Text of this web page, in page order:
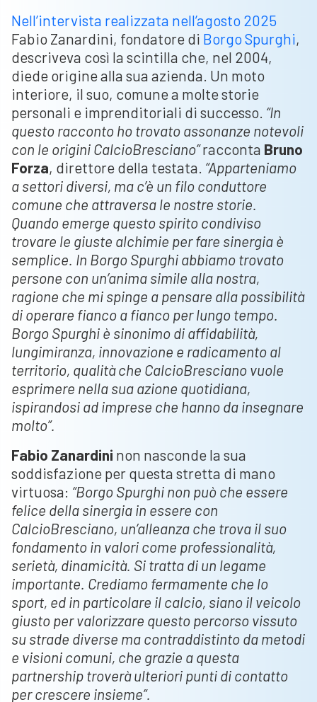
Nell’intervista realizzata nell’agosto 2025
Fabio Zanardini, fondatore di Borgo Spurghi,
descriveva così la scintilla che, nel 2004,
diede origine alla sua azienda. Un moto
interiore, il suo, comune a molte storie
personali e imprenditoriali di successo. “In
questo racconto ho trovato assonanze notevoli
con le origini CalcioBresciano”racconta Bruno
Forza, direttore della testata. “Apparteniamo
a settori diversi, ma c’è un filo conduttore
comune che attraversa le nostre storie.
Quando emerge questo spirito condiviso
trovare le giuste alchimie per fare sinergia è
semplice. In Borgo Spurghi abbiamo trovato
persone con un’anima simile alla nostra,
ragione che mi spinge a pensare alla possibilità
di operare fianco a fianco per lungo tempo.
Borgo Spurghi è sinonimo di affidabilità,
lungimiranza, innovazione e radicamento al
territorio, qualità che CalcioBresciano vuole
esprimere nella sua azione quotidiana,
ispirandosi ad imprese che hanno da insegnare
molto”.
Fabio Zanardini non nasconde la sua
soddisfazione per questa stretta di mano
virtuosa: “Borgo Spurghi non può che essere
felice della sinergia in essere con
CalcioBresciano, un’alleanza che trova il suo
fondamento in valori come professionalità,
serietà, dinamicità. Si tratta di un legame
importante. Crediamo fermamente che lo
sport, ed in particolare il calcio, siano il veicolo
giusto per valorizzare questo percorso vissuto
su strade diverse ma contraddistinto da metodi
e visioni comuni, che grazie a questa
partnership troverà ulteriori punti di contatto
per crescere insieme”.